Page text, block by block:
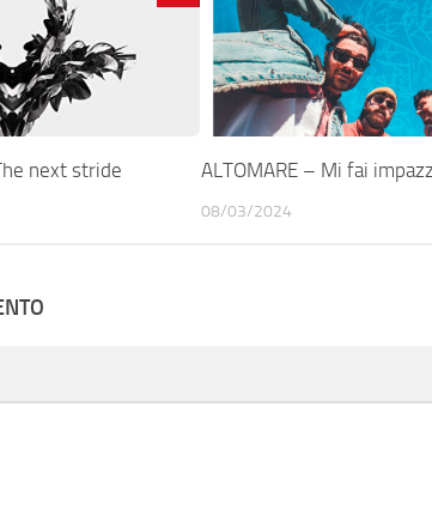
next stride ALTOMARE – Mi fai
08/03/2024